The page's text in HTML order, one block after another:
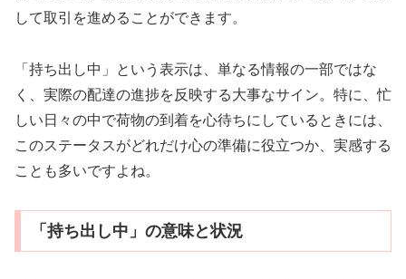
して取引を進めることができます。
「持ち出し中」という表示は、単なる情報の一部ではな
く、実際の配達の進捗を反映する大事なサイン。特に、忙
しい日々の中で荷物の到着を心待ちにしているときには、
このステータスがどれだけ心の準備に役立つか、実感する
ことも多いですよね。
「持ち出し中」の意味と状況